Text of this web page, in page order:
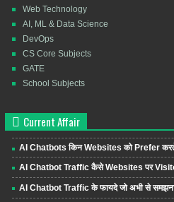
Web Technology
AI, ML & Data Science
DevOps
CS Core Subjects
GATE
School Subjects
Current Affair
AI Chatbots किन Websites को Prefer
AI Chatbot Traffic कैसे Websites पर
AI Chatbot Traffic के फायदे जो अभी से